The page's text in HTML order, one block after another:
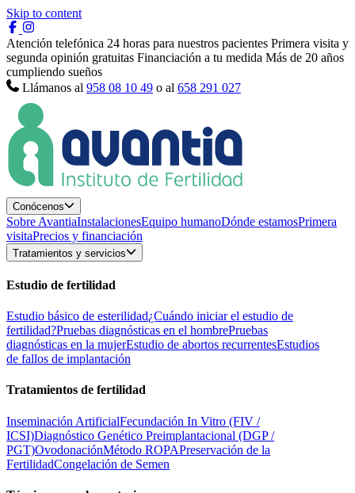
Skip to content
Atención telefónica 24 horas para nuestros pacientes Primera visita y
segunda opinión gratuitas Financiación a tu medida Más de 20 años
cumpliendo sueños
Llámanos al 958 08 10 49 o al 658 291 027
Conócenos
Sobre AvantiaInstalacionesEquipo humanoDónde estamosPrimera
visitaPrecios y financiación
Tratamientos y servicios
Estudio de fertilidad
Estudio básico de esterilidad¿Cuándo iniciar el estudio de
fertilidad?Pruebas diagnósticas en el hombrePruebas
diagnósticas en la mujerEstudio de abortos recurrentesEstudios
de fallos de implantación
Tratamientos de fertilidad
Inseminación ArtificialFecundación In Vitro (FIV /
ICSI)Diagnóstico Genético Preimplantacional (DGP /
PGT)OvodonaciónMétodo ROPAPreservación de la
FertilidadCongelación de Semen